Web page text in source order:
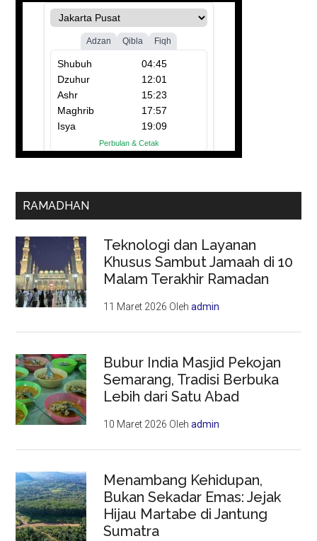
RAMADHAN
Teknologi dan Layanan
Khusus Sambut Jamaah di 10
Malam Terakhir Ramadan
11 Maret 2026 Olehadmin
Bubur India Masjid Pekojan
Semarang, Tradisi Berbuka
Lebih dari Satu Abad
10 Maret 2026 Olehadmin
Menambang Kehidupan,
Bukan Sekadar Emas: Jejak
Hijau Martabe di Jantung
Sumatra